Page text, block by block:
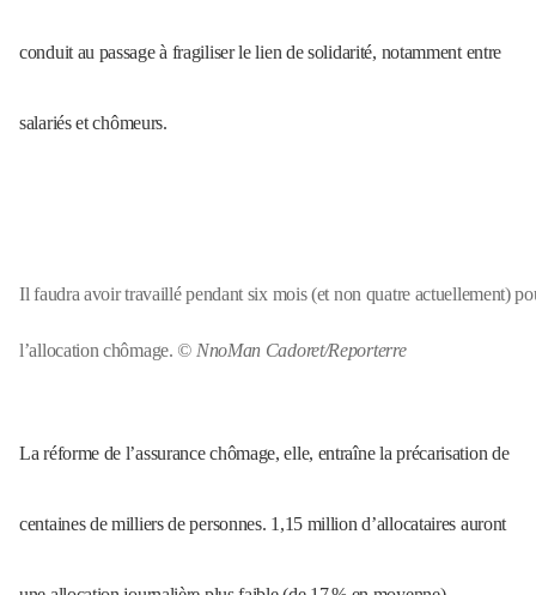
conduit au passage à fragiliser le lien de solidarité, notamment entre
salariés et chômeurs.
Il faudra avoir travaillé pendant six mois (et non quatre actuellement)
l’allocation chômage. © NnoMan Cadoret/Reporterre
La réforme de l’assurance chômage, elle, entraîne la précarisation de
centaines de milliers de personnes. 1,15 million d’allocataires auront